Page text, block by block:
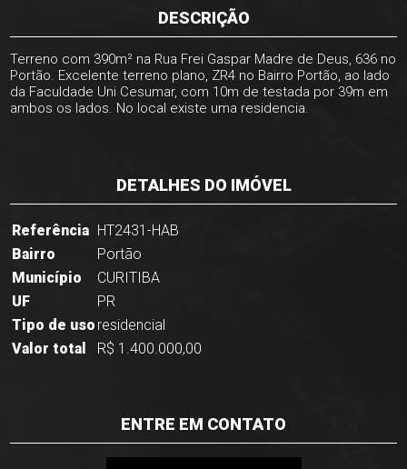
DESCRIÇÃO
Terreno com 390m² na Rua Frei Gaspar Madre de Deus, 636 no
Portão. Excelente terreno plano, ZR4 no Bairro Portão, ao lado
da Faculdade Uni Cesumar, com 10m de testada por 39m em
ambos os lados. No local existe uma residencia.
DETALHES DO IMÓVEL
Referência HT2431-HAB
Bairro
Portão
Município
CURITIBA
UF
PR
Tipo de uso residencial
Valor total
R$ 1.400.000,00
ENTRE EM CONTATO